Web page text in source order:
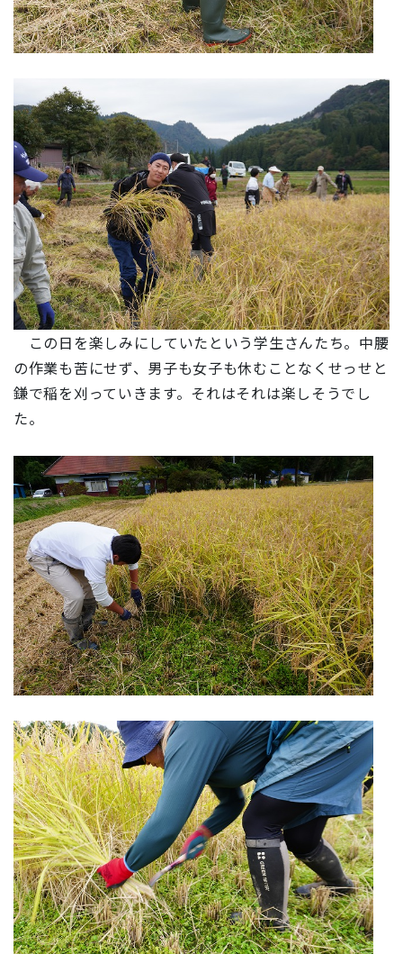
この日を楽しみにしていたという学生さんたち。中腰
の作業も苦にせず、男子も女子も休むことなくせっせと
鎌で稲を刈っていきます。それはそれは楽しそうでし
た。